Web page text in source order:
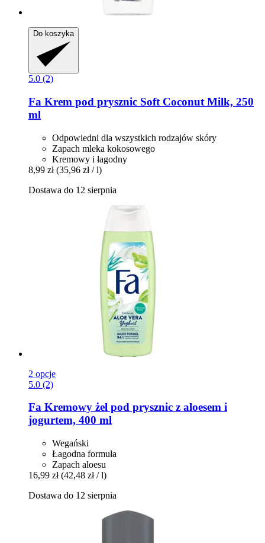
Do koszyka
5.0 (2)
Fa Krem pod prysznic Soft Coconut Milk, 250
ml
Odpowiedni dla wszystkich rodzajów skóry
Zapach mleka kokosowego
Kremowy i łagodny
8,99 zł (35,96 zł / l)
Dostawa do 12 sierpnia
2 opcje
5.0 (2)
Fa Kremowy żel pod prysznic z aloesem i
jogurtem, 400 ml
Wegański
Łagodna formuła
Zapach aloesu
16,99 zł (42,48 zł / l)
Dostawa do 12 sierpnia